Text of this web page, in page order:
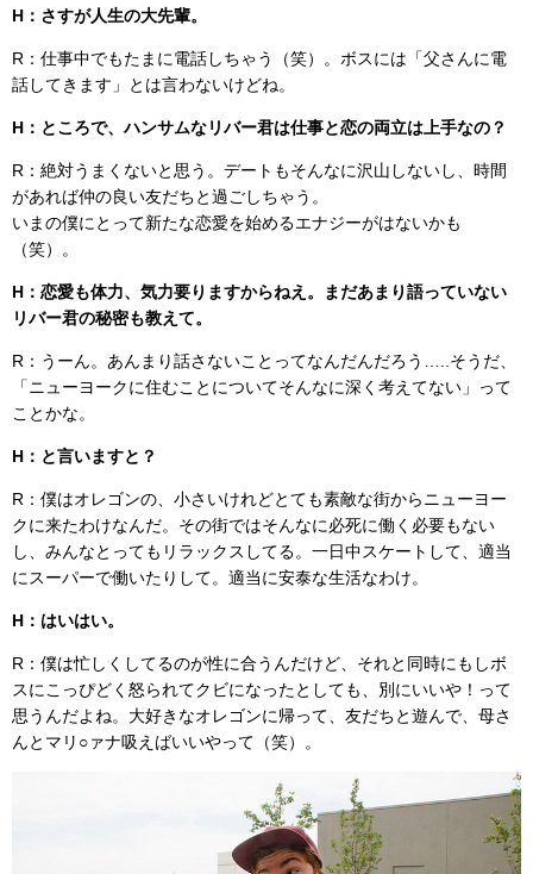
H：さすが人生の大先輩。
R：仕事中でもたまに電話しちゃう（笑）。ボスには「父さんに電
話してきます」とは言わないけどね。
H：ところで、ハンサムなリバー君は仕事と恋の両立は上手なの？
R：絶対うまくないと思う。デートもそんなに沢山しないし、時間
があれば仲の良い友だちと過ごしちゃう。
いまの僕にとって新たな恋愛を始めるエナジーがはないかも
（笑）。
H：恋愛も体力、気力要りますからねえ。まだあまり語っていない
リバー君の秘密も教えて。
R：うーん。あんまり話さないことってなんだんだろう…..そうだ、
「ニューヨークに住むことについてそんなに深く考えてない」って
ことかな。
H：と言いますと？
R：僕はオレゴンの、小さいけれどとても素敵な街からニューヨー
クに来たわけなんだ。その街ではそんなに必死に働く必要もない
し、みんなとってもリラックスしてる。一日中スケートして、適当
にスーパーで働いたりして。適当に安泰な生活なわけ。
H：はいはい。
R：僕は忙しくしてるのが性に合うんだけど、それと同時にもしボ
スにこっぴどく怒られてクビになったとしても、別にいいや！って
思うんだよね。大好きなオレゴンに帰って、友だちと遊んで、母さ
んとマリ○ァナ吸えばいいやって（笑）。